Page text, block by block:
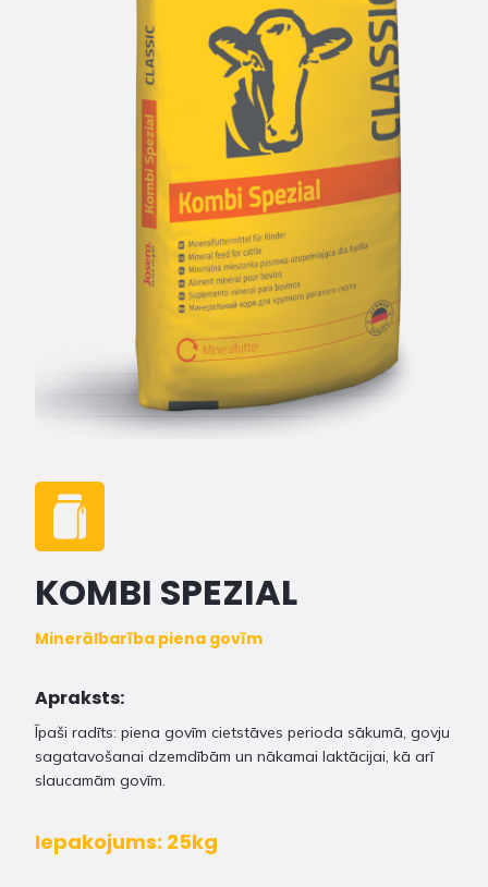
KOMBI SPEZIAL
Minerālbarība piena govīm
Apraksts:
Īpaši radīts: piena govīm cietstāves perioda sākumā, govju
sagatavošanai dzemdībām un nākamai laktācijai, kā arī
slaucamām govīm.
Iepakojums: 25kg